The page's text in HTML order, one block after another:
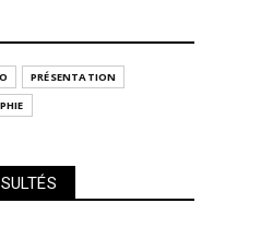
PRÉSENTATION